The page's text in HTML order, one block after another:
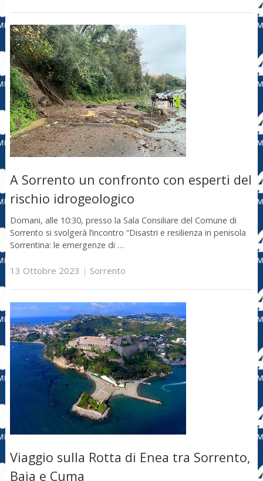
A Sorrento un confronto con esperti del
rischio idrogeologico
Domani, alle 10:30, presso la Sala Consiliare del Comune di
Sorrento si svolgerà l’incontro “Disastri e resilienza in penisola
Sorrentina: le emergenze di …
13 Ottobre 2023 | Sorrento
Viaggio sulla Rotta di Enea tra Sorrento,
Baia e Cuma